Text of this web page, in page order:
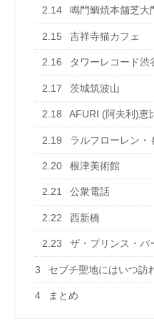
2.14 鳴門鯛焼本舗芝大
2.15 吉祥寺猫カフェ
2.16 タワーレコード渋
2.17 茨城筑波山
2.18 AFURI (阿夫利)恵
2.19 ラルフローレン・
2.20 根津美術館
2.21 公衆電話
2.22 西新橋
2.23 ザ・プリンス・パ
3 セブチ聖地にはいつ訪
4 まとめ